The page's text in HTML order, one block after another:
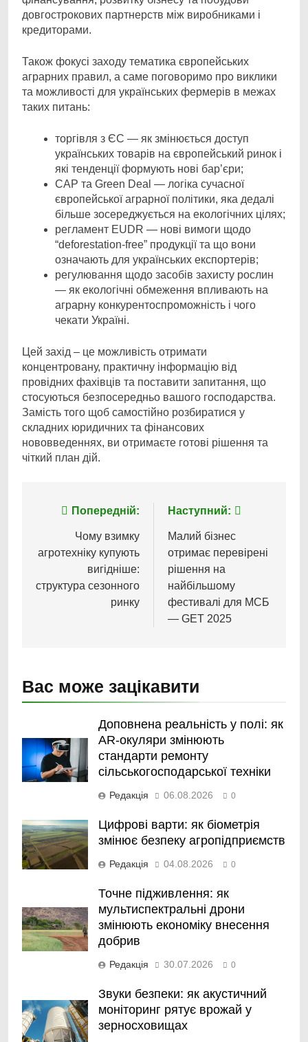
довгострокових партнерств між виробниками і
кредиторами.
Також фокусі заходу тематика європейських
аграрних правил, а саме поговоримо про виклики
та можливості для українських фермерів в межах
таких питань:
торгівля з ЄС — як змінюється доступ
українських товарів на європейський ринок і
які тенденції формують нові бар’єри;
CAP та Green Deal — логіка сучасної
європейської аграрної політики, яка дедалі
більше зосереджується на екологічних цілях;
регламент EUDR — нові вимоги щодо
“deforestation-free” продукції та що вони
означають для українських експортерів;
регулювання щодо засобів захисту рослин
— як екологічні обмеження впливають на
аграрну конкурентоспроможність і чого
чекати Україні.
Цей захід – це можливість отримати
концентровану, практичну інформацію від
провідних фахівців та поставити запитання, що
стосуються безпосередньо вашого господарства.
Замість того щоб самостійно розбиратися у
складних юридичних та фінансових
нововведеннях, ви отримаєте готові рішення та
чіткий план дій.
Навігація
записів
Попередній:
Чому взимку
агротехніку купують
вигідніше:
структура сезонного
ринку
Наступний:
Малий бізнес
отримає перевірені
рішення на
найбільшому
фестивалі для МСБ
— GET 2025
Вас може зацікавити
Доповнена реальність у полі: як
AR-окуляри змінюють
стандарти ремонту
сільськогосподарської техніки
Редакція 06.08.2026 0
Цифрові варти: як біометрія
змінює безпеку агропідприємств
Редакція 04.08.2026 0
Точне підживлення: як
мультиспектральні дрони
змінюють економіку внесення
добрив
Редакція 30.07.2026 0
Звуки безпеки: як акустичний
моніторинг рятує врожай у
зерносховищах